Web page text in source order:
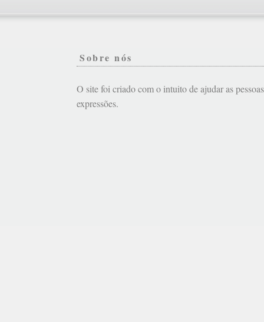
Sobre nós
O site foi criado com o intuito de ajudar as
expressões.